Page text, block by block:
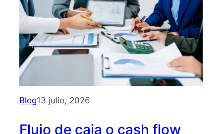
crecer
tu
PYME
sin
depender
inversionistas
Blog13 julio, 2026
Flujo de caja o cash flow